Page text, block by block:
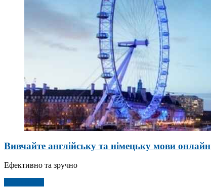
Вивчайте англійську та німецьку мови онлайн
Ефективно та зручно